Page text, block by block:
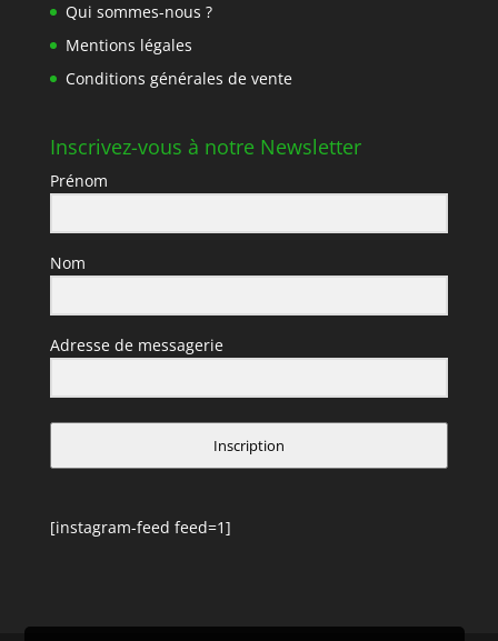
Qui sommes-nous ?
Mentions légales
Conditions générales de vente
Inscrivez-vous à notre Newsletter
Prénom
Nom
Adresse de messagerie
Inscription
[instagram-feed feed=1]